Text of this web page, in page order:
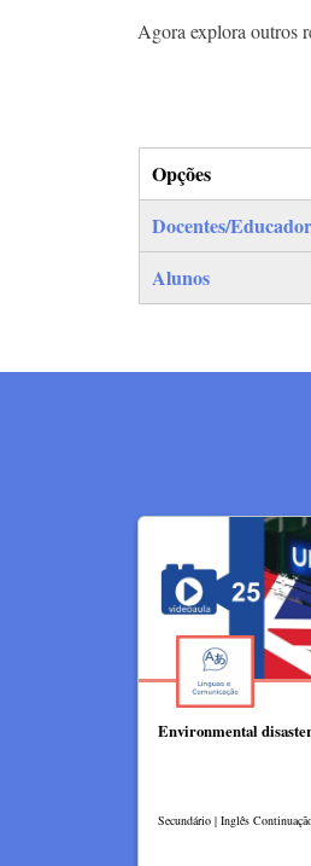
Agora explora outros
Opções
(separador ativo)
Docentes/
Alunos
Environmental
Secundário | Inglês